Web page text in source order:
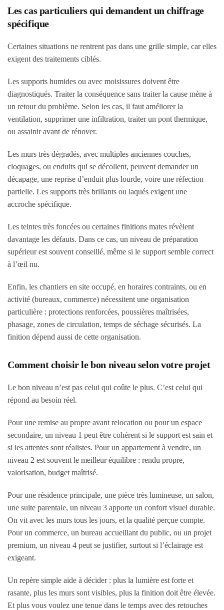
Les cas particuliers qui demandent un chiffrage
spécifique
Certaines situations ne rentrent pas dans une grille simple, car elles
exigent des traitements ciblés.
Les supports humides ou avec moisissures doivent être
diagnostiqués. Traiter la conséquence sans traiter la cause mène à
un retour du problème. Selon les cas, il faut améliorer la
ventilation, supprimer une infiltration, traiter un pont thermique,
ou assainir avant de rénover.
Les murs très dégradés, avec multiples anciennes couches,
cloquages, ou enduits qui se décollent, peuvent demander un
décapage, une reprise d’enduit plus lourde, voire une réfection
partielle. Les supports très brillants ou laqués exigent une
accroche spécifique.
Les teintes très foncées ou certaines finitions mates révèlent
davantage les défauts. Dans ce cas, un niveau de préparation
supérieur est souvent conseillé, même si le support semble correct
à l’œil nu.
Enfin, les chantiers en site occupé, en horaires contraints, ou en
activité (bureaux, commerce) nécessitent une organisation
particulière : protections renforcées, poussières maîtrisées,
phasage, zones de circulation, temps de séchage sécurisés. La
finition dépend aussi de cette organisation.
Comment choisir le bon niveau selon votre projet
Le bon niveau n’est pas celui qui coûte le plus. C’est celui qui
répond au besoin réel.
Pour une remise au propre avant relocation ou pour un espace
secondaire, un niveau 1 peut être cohérent si le support est sain et
si les attentes sont réalistes. Pour un appartement à vendre, un
niveau 2 est souvent le meilleur équilibre : rendu propre,
valorisation, budget maîtrisé.
Pour une résidence principale, une pièce très lumineuse, un salon,
une suite parentale, un niveau 3 apporte un confort visuel durable.
On vit avec les murs tous les jours, et la qualité perçue compte.
Pour un commerce, un bureau accueillant du public, ou un projet
premium, un niveau 4 peut se justifier, surtout si l’éclairage est
exigeant.
Un repère simple aide à décider : plus la lumière est forte et
rasante, plus les murs sont visibles, plus la finition doit être élevée.
Et plus vous voulez une tenue dans le temps avec des retouches